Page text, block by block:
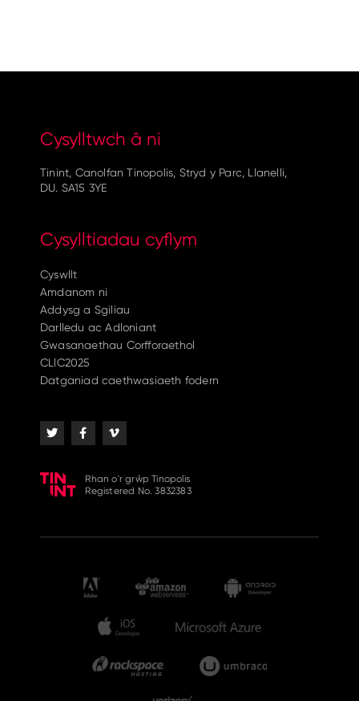
Cysylltwch â ni
Tinint, Canolfan Tinopolis, Stryd y Parc, Llanelli,
DU. SA15 3YE
Cysylltiadau cyflym
Cyswllt
Amdanom ni
Addysg a Sgiliau
Darlledu ac Adloniant
Gwasanaethau Corfforaethol
CLlC2025
Datganiad caethwasiaeth fodern
Rhan o'r grŵp Tinopolis
Registered No. 3832383